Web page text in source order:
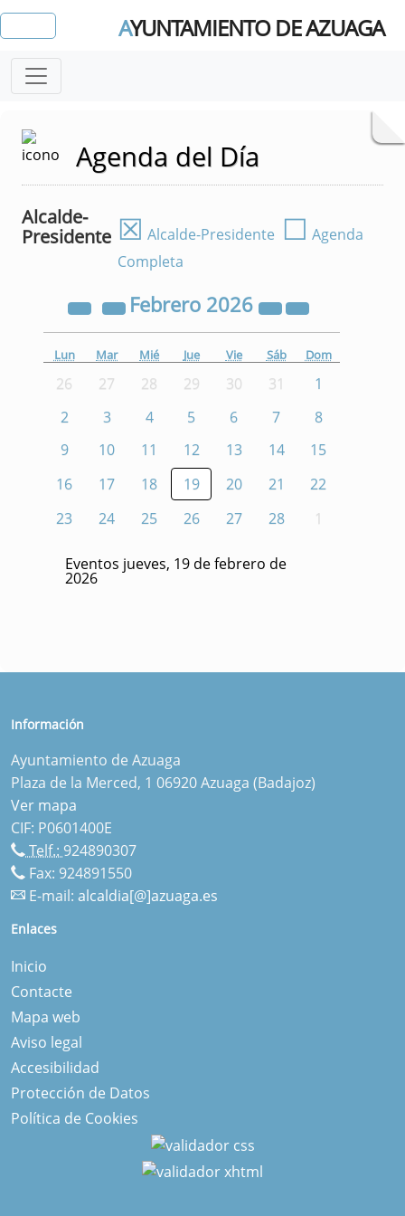
AYUNTAMIENTO DE AZUAGA
Agenda del Día
Alcalde-
Presidente ☒ Alcalde-Presidente ☐ Agenda
Completa
Febrero 2026
Lun Mar Mié Jue Vie Sáb Dom
26 27 28 29 30 31
1
2
3 4 5 6 7
8
9
10 11 12 13 14
15
16
17 18 19 20 21
22
23
24 25 26 27 28 1
Eventos jueves, 19 de febrero de
2026
Información
Ayuntamiento de Azuaga
Plaza de la Merced, 1 06920 Azuaga (Badajoz)
Ver mapa
CIF: P0601400E
Telf.: 924890307
Fax: 924891550
E-mail: alcaldia[@]azuaga.es
Enlaces
Inicio
Contacte
Mapa web
Aviso legal
Accesibilidad
Protección de Datos
Política de Cookies